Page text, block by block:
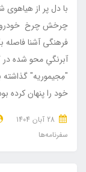
با دل پر از
چرخش چرخ خودرو
فرهنگی آشنا
آبرنگیِ محو شده
"مِجیموریه" گذاشته
خود را پنهان کرده
سفرنامه‌ها